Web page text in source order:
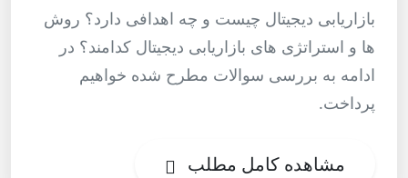
بازاریابی دیجیتال چیست و چه اهدافی دارد؟ روش
ها و استراتژی های بازاریابی دیجیتال کدامند؟ در
ادامه به بررسی سوالات مطرح شده خواهیم
پرداخت.
مشاهده کامل مطلب